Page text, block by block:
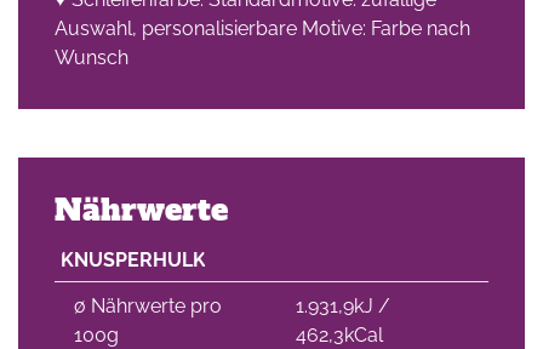
Auswahl, personalisierbare Motive: Farbe nach
Wunsch
Nährwerte
KNUSPERHULK
∅ Nährwerte pro
100g
1.931,9kJ /
462,3kCal